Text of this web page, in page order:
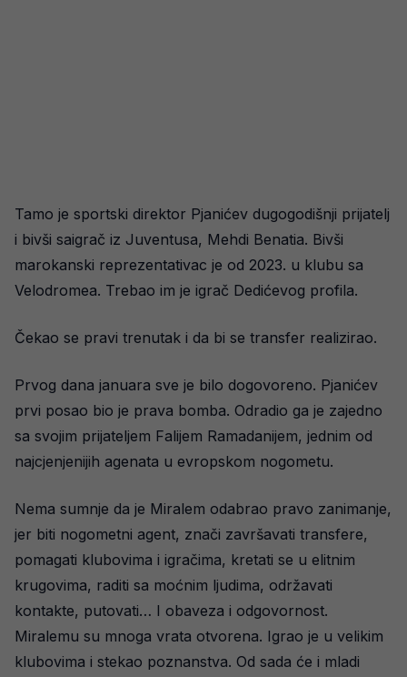
Tamo je sportski direktor Pjanićev dugogodišnji prijatelj
i bivši saigrač iz Juventusa, Mehdi Benatia. Bivši
marokanski reprezentativac je od 2023. u klubu sa
Velodromea. Trebao im je igrač Dedićevog profila.
Čekao se pravi trenutak i da bi se transfer realizirao.
Prvog dana januara sve je bilo dogovoreno. Pjanićev
prvi posao bio je prava bomba. Odradio ga je zajedno
sa svojim prijateljem Falijem Ramadanijem, jednim od
najcjenjenijih agenata u evropskom nogometu.
Nema sumnje da je Miralem odabrao pravo zanimanje,
jer biti nogometni agent, znači završavati transfere,
pomagati klubovima i igračima, kretati se u elitnim
krugovima, raditi sa moćnim ljudima, održavati
kontakte, putovati… I obaveza i odgovornost.
Miralemu su mnoga vrata otvorena. Igrao je u velikim
klubovima i stekao poznanstva. Od sada će i mladi